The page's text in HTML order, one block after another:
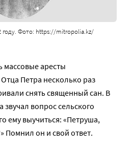
году. Фото: https://mitropolia.kz/
массовые аресты
Петра несколько раз
снять священный сан. В
звучал вопрос сельского
ему выучиться: «Петруша,
Помнил он и свой ответ.